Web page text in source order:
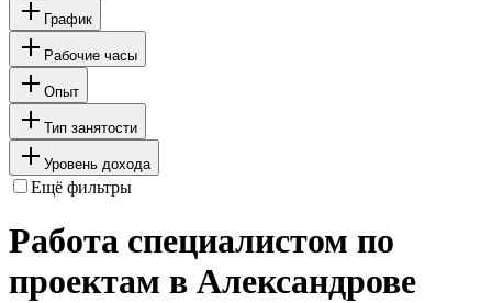
График
Рабочие часы
Опыт
Тип занятости
Уровень дохода
Ещё фильтры
Работа специалистом по
проектам в Александрове